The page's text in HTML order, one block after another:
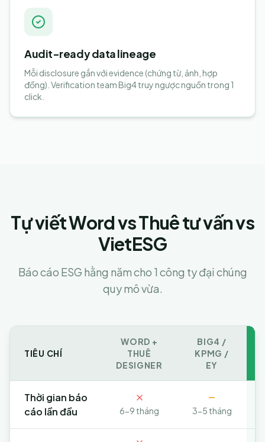
Audit-ready data lineage
Mỗi disclosure gắn với evidence (chứng từ, ảnh, hợp
đồng). Verification team Big4 truy ngược nguồn trong 1
click.
Tự viết Word vs Thuê tư vấn vs
VietESG
Báo cáo ESG hằng năm cho 1 công ty đại chúng
quy mô vừa.
TIÊU CHÍ
WORD +
THUÊ
DESIGNER
BIG4 /
KPMG /
EY
Thời gian báo
cáo lần đầu
6-9 tháng 3-5 tháng